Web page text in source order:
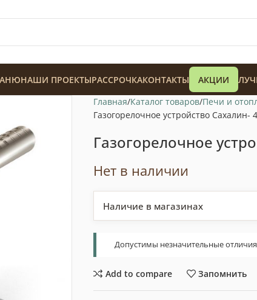
НАШИ ПРОЕКТЫРАССРОЧКАКОНТАКТЫ АКЦИИ
Главная Каталог товаров Печи и
Газогорелочное устройство Сахалин-
Газогорелочное
Нет в наличии
Наличие в магазинах
Допустимы незначительные
Add to compare Запомнить